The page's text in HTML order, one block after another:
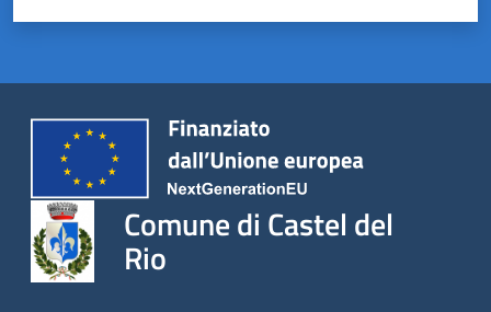
Comune di Castel del
Rio